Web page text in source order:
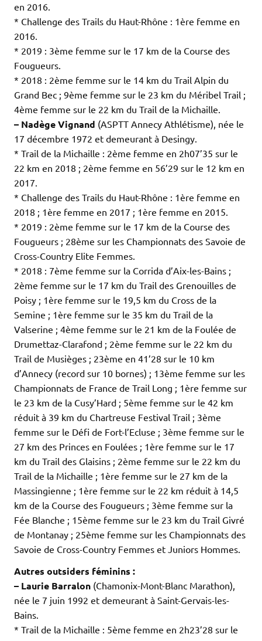
en 2016.
* Challenge des Trails du Haut-Rhône : 1ère femme en
2016.
* 2019 : 3ème femme sur le 17 km de la Course des
Fougueurs.
* 2018 : 2ème femme sur le 14 km du Trail Alpin du
Grand Bec ; 9ème femme sur le 23 km du Méribel Trail ;
4ème femme sur le 22 km du Trail de la Michaille.
– Nadège Vignand (ASPTT Annecy Athlétisme), née le
17 décembre 1972 et demeurant à Desingy.
* Trail de la Michaille : 2ème femme en 2h07’35 sur le
22 km en 2018 ; 2ème femme en 56’29 sur le 12 km en
2017.
* Challenge des Trails du Haut-Rhône : 1ère femme en
2018 ; 1ère femme en 2017 ; 1ère femme en 2015.
* 2019 : 2ème femme sur le 17 km de la Course des
Fougueurs ; 28ème sur les Championnats des Savoie de
Cross-Country Elite Femmes.
* 2018 : 7ème femme sur la Corrida d’Aix-les-Bains ;
2ème femme sur le 17 km du Trail des Grenouilles de
Poisy ; 1ère femme sur le 19,5 km du Cross de la
Semine ; 1ère femme sur le 35 km du Trail de la
Valserine ; 4ème femme sur le 21 km de la Foulée de
Drumettaz-Clarafond ; 2ème femme sur le 22 km du
Trail de Musièges ; 23ème en 41’28 sur le 10 km
d’Annecy (record sur 10 bornes) ; 13ème femme sur les
Championnats de France de Trail Long ; 1ère femme sur
le 23 km de la Cusy’Hard ; 5ème femme sur le 42 km
réduit à 39 km du Chartreuse Festival Trail ; 3ème
femme sur le Défi de Fort-l’Ecluse ; 3ème femme sur le
27 km des Princes en Foulées ; 1ère femme sur le 17
km du Trail des Glaisins ; 2ème femme sur le 22 km du
Trail de la Michaille ; 1ère femme sur le 27 km de la
Massingienne ; 1ère femme sur le 22 km réduit à 14,5
km de la Course des Fougueurs ; 3ème femme sur la
Fée Blanche ; 15ème femme sur le 23 km du Trail Givré
de Montanay ; 25ème femme sur les Championnats des
Savoie de Cross-Country Femmes et Juniors Hommes.
Autres outsiders féminins :
– Laurie Barralon (Chamonix-Mont-Blanc Marathon),
née le 7 juin 1992 et demeurant à Saint-Gervais-les-
Bains.
* Trail de la Michaille : 5ème femme en 2h23’28 sur le